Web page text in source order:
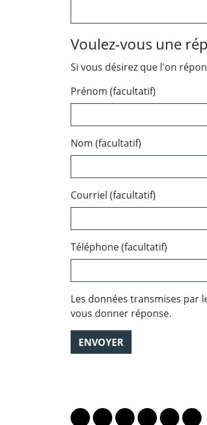
Voulez-vous une
Si vous désirez que l'on
Prénom (facultatif)
Nom (facultatif)
Courriel (facultatif)
Téléphone (facultatif)
Les données transmises par
vous donner réponse.
ENVOYER